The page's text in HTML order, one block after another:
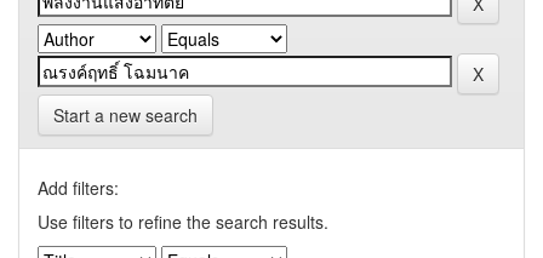
Start a new search
Add filters:
Use filters to refine the search results.